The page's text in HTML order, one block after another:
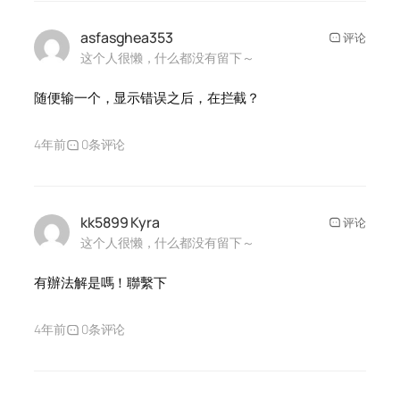
asfasghea353
这个人很懒，什么都没有留下～
评论
随便输一个，显示错误之后，在拦截？
4年前 0条评论
kk5899 Kyra
这个人很懒，什么都没有留下～
评论
有辦法解是嗎！聯繫下
4年前 0条评论